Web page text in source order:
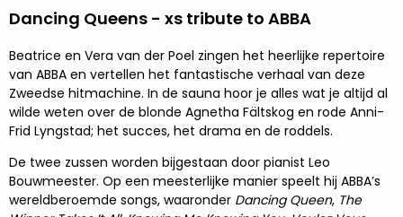
Dancing Queens - xs tribute to ABBA
Beatrice en Vera van der Poel zingen het heerlijke repertoire
van ABBA en vertellen het fantastische verhaal van deze
Zweedse hitmachine. In de sauna hoor je alles wat je altijd al
wilde weten over de blonde Agnetha Fältskog en rode Anni-
Frid Lyngstad; het succes, het drama en de roddels.
De twee zussen worden bijgestaan door pianist Leo
Bouwmeester. Op een meesterlijke manier speelt hij ABBA’s
wereldberoemde songs, waaronder Dancing Queen, The